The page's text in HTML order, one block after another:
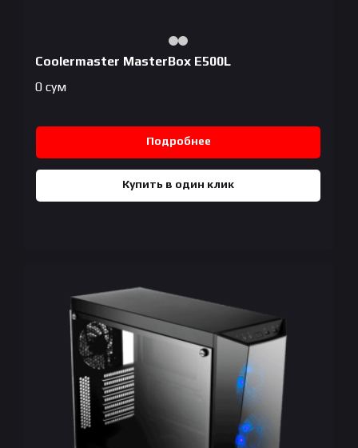
Coolermaster MasterBox E500L
0 сум
Подробнее
Купить в один клик